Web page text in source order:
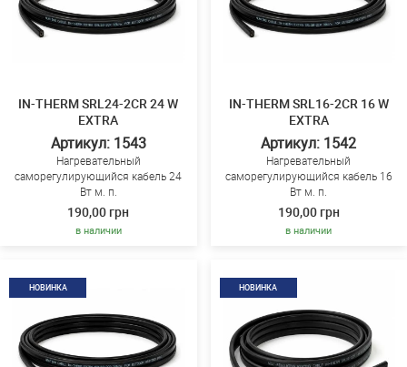
IN-THERM SRL24-2CR 24 W
EXTRA
Артикул: 1543
Нагревательный
саморегулирующийся кабель 24
Вт м. п.
190,00 грн
в наличии
IN-THERM SRL16-2CR 16 W
EXTRA
Артикул: 1542
Нагревательный
саморегулирующийся кабель 16
Вт м. п.
190,00 грн
в наличии
НОВИНКА НОВИНКА